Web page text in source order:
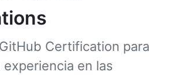
Certification para
en las